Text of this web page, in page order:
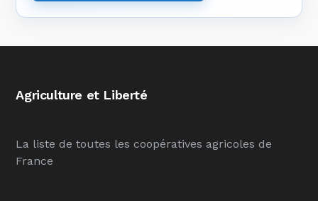
Agriculture et Liberté
La liste de toutes les coopératives agricoles de
France